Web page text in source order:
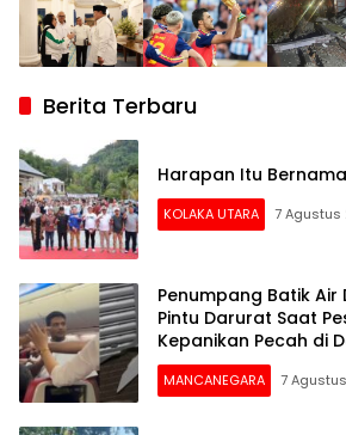
Berita Terbaru
Harapan Itu
KOLAKA UTARA 7 Agustus
Penumpang Batik
Pintu Darurat Saat
Kepanikan Pecah di
MANCANEGARA 7